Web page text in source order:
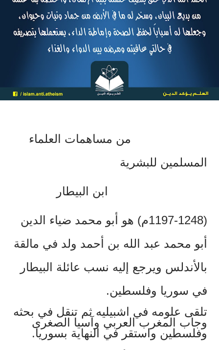
من مساهمات العلماء
المسلمين للبشرية
ابن البيطار
(1197-1248
م) هو أبو محمد ضياء الدين
أبو محمد عبد الله بن أحمد ولد في مالقة
بالأندلس ويرجع إليه نسب عائلة البيطار
في سوريا وفلسطين.
تلقى علومه في اشبيليه ثم تنقل في بحثه
وجاب المغرب العربي وآسيا الصغرى
وفلسطين واستقر في النهاية بسوريا.